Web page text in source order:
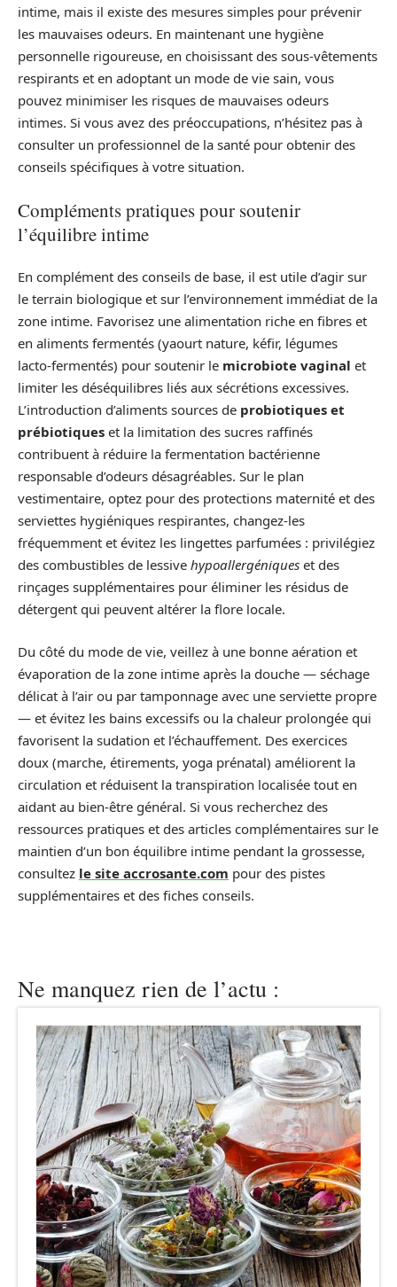
intime, mais il existe des mesures simples pour prévenir
les mauvaises odeurs. En maintenant une hygiène
personnelle rigoureuse, en choisissant des sous-vêtements
respirants et en adoptant un mode de vie sain, vous
pouvez minimiser les risques de mauvaises odeurs
intimes. Si vous avez des préoccupations, n’hésitez pas à
consulter un professionnel de la santé pour obtenir des
conseils spécifiques à votre situation.
Compléments pratiques pour soutenir
l’équilibre intime
En complément des conseils de base, il est utile d’agir sur
le terrain biologique et sur l’environnement immédiat de la
zone intime. Favorisez une alimentation riche en fibres et
en aliments fermentés (yaourt nature, kéfir, légumes
lacto‑fermentés) pour soutenir le microbiote vaginal et
limiter les déséquilibres liés aux sécrétions excessives.
L’introduction d’aliments sources de probiotiques et
prébiotiques et la limitation des sucres raffinés
contribuent à réduire la fermentation bactérienne
responsable d’odeurs désagréables. Sur le plan
vestimentaire, optez pour des protections maternité et des
serviettes hygiéniques respirantes, changez‑les
fréquemment et évitez les lingettes parfumées : privilégiez
des combustibles de lessive hypoallergéniques et des
rinçages supplémentaires pour éliminer les résidus de
détergent qui peuvent altérer la flore locale.
Du côté du mode de vie, veillez à une bonne aération et
évaporation de la zone intime après la douche — séchage
délicat à l’air ou par tamponnage avec une serviette propre
— et évitez les bains excessifs ou la chaleur prolongée qui
favorisent la sudation et l’échauffement. Des exercices
doux (marche, étirements, yoga prénatal) améliorent la
circulation et réduisent la transpiration localisée tout en
aidant au bien‑être général. Si vous recherchez des
ressources pratiques et des articles complémentaires sur le
maintien d’un bon équilibre intime pendant la grossesse,
consultez le site accrosante.com pour des pistes
supplémentaires et des fiches conseils.
Ne manquez rien de l’actu :